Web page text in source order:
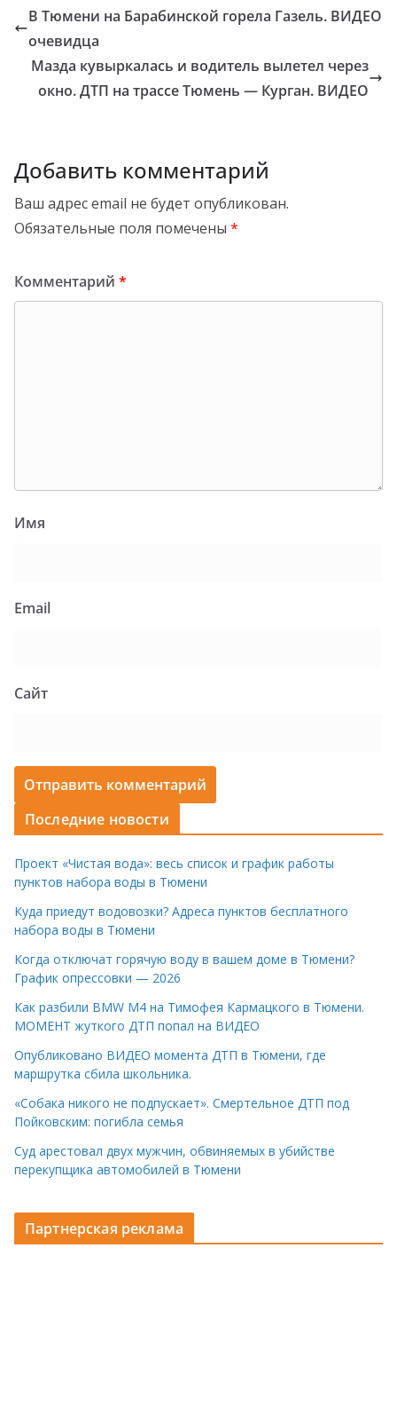
В Тюмени на Барабинской горела Газель. ВИДЕО
очевидца
Мазда кувыркалась и водитель вылетел через
окно. ДТП на трассе Тюмень — Курган. ВИДЕО
Добавить комментарий
Ваш адрес email не будет опубликован.
Обязательные поля помечены *
Комментарий *
Имя
Email
Сайт
Последние новости
Проект «Чистая вода»: весь список и график работы
пунктов набора воды в Тюмени
Куда приедут водовозки? Адреса пунктов бесплатного
набора воды в Тюмени
Когда отключат горячую воду в вашем доме в Тюмени?
График опрессовки — 2026
Как разбили BMW M4 на Тимофея Кармацкого в Тюмени.
МОМЕНТ жуткого ДТП попал на ВИДЕО
Опубликовано ВИДЕО момента ДТП в Тюмени, где
маршрутка сбила школьника.
«Собака никого не подпускает». Смертельное ДТП под
Пойковским: погибла семья
Суд арестовал двух мужчин, обвиняемых в убийстве
перекупщика автомобилей в Тюмени
Партнерская реклама